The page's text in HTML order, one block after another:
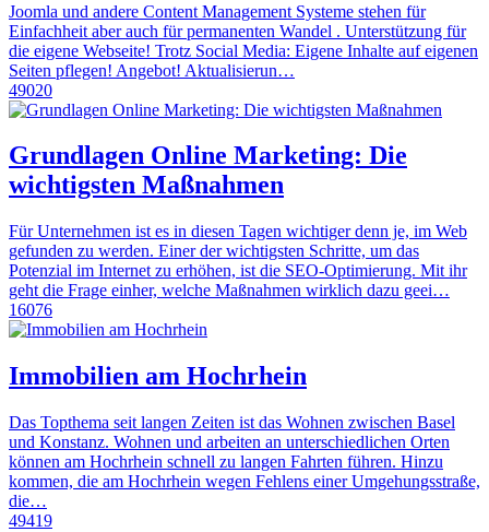
Joomla und andere Content Management Systeme stehen für
Einfachheit aber auch für permanenten Wandel . Unterstützung für
die eigene Webseite! Trotz Social Media: Eigene Inhalte auf eigenen
Seiten pflegen! Angebot! Aktualisierun…
49020
Grundlagen Online Marketing: Die
wichtigsten Maßnahmen
Für Unternehmen ist es in diesen Tagen wichtiger denn je, im Web
gefunden zu werden. Einer der wichtigsten Schritte, um das
Potenzial im Internet zu erhöhen, ist die SEO-Optimierung. Mit ihr
geht die Frage einher, welche Maßnahmen wirklich dazu geei…
16076
Immobilien am Hochrhein
Das Topthema seit langen Zeiten ist das Wohnen zwischen Basel
und Konstanz. Wohnen und arbeiten an unterschiedlichen Orten
können am Hochrhein schnell zu langen Fahrten führen. Hinzu
kommen, die am Hochrhein wegen Fehlens einer Umgehungsstraße,
die…
49419